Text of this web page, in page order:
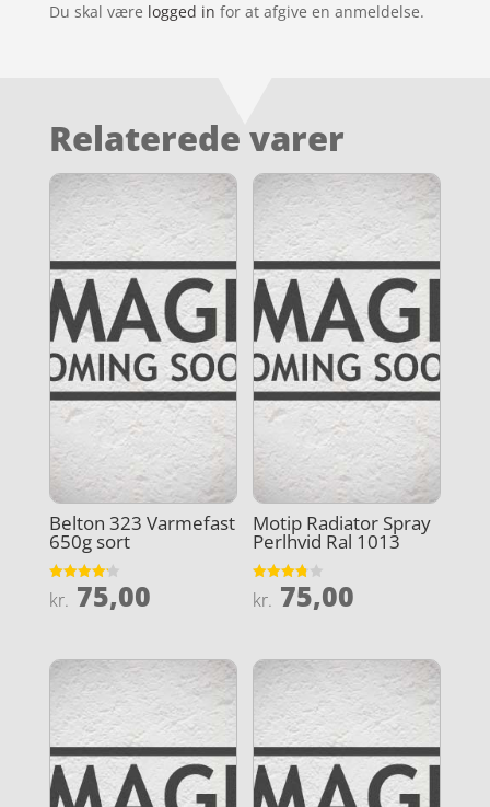
Du skal være logged in for at afgive en anmeldelse.
Relaterede varer
Belton 323 Varmefast
650g sort
Vurderet
4.2
kr. 75,00
Motip Radiator Spray
Perlhvid Ral 1013
Vurderet
3.8
kr. 75,00